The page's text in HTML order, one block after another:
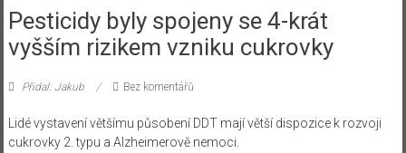
Pesticidy byly spojeny se 4-krát
vyšším rizikem vzniku cukrovky
Přidal: Jakub Bez komentářů
Lidé vystavení většímu působení DDT mají větší dispozice k rozvoji
cukrovky 2. typu a Alzheimerově nemoci.